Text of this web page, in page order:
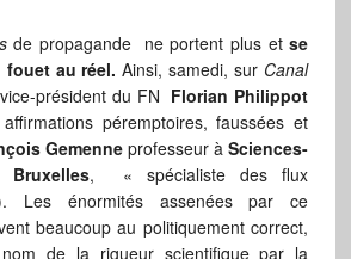
de propagande ne portent plus etse
au réel. Ainsi, samedi, sur Canal
président du FN Florian Philippot
péremptoires, faussées et
Gemenne professeur àSciences-
Bruxelles, « spécialiste des flux
Les énormités assenées par ce
beaucoup au politiquement correct,
de la rigueur scientifique par la